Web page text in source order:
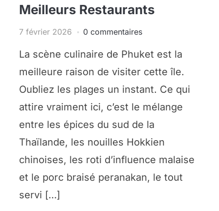
Meilleurs Restaurants
7 février 2026 0 commentaires
La scène culinaire de Phuket est la
meilleure raison de visiter cette île.
Oubliez les plages un instant. Ce qui
attire vraiment ici, c’est le mélange
entre les épices du sud de la
Thaïlande, les nouilles Hokkien
chinoises, les roti d’influence malaise
et le porc braisé peranakan, le tout
servi […]